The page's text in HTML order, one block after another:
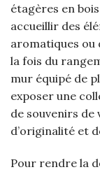
étagères en
accueillir des
aromatiques ou
la fois du
mur équipé de
exposer une
de souvenirs de
d’originalité et
Pour rendre la